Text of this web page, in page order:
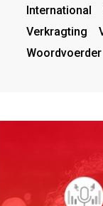
International
Verkragting
Woordvoerder